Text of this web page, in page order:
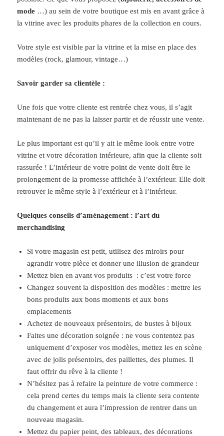
mode …) au sein de votre boutique est mis en avant grâce à
la vitrine avec les produits phares de la collection en cours.
Votre style est visible par la vitrine et la mise en place des
modèles (rock, glamour, vintage…)
Savoir garder sa clientèle :
Une fois que votre cliente est rentrée chez vous, il s’agit
maintenant de ne pas la laisser partir et de réussir une vente.
Le plus important est qu’il y ait le même look entre votre
vitrine et votre décoration intérieure, afin que la cliente soit
rassurée ! L’intérieur de votre point de vente doit être le
prolongement de la promesse affichée à l’extérieur. Elle doit
retrouver le même style à l’extérieur et à l’intérieur.
Quelques conseils d’aménagement : l’art du
merchandising
Si votre magasin est petit, utilisez des miroirs pour
agrandir votre pièce et donner une illusion de grandeur
Mettez bien en avant vos produits : c’est votre force
Changez souvent la disposition des modèles : mettre les
bons produits aux bons moments et aux bons
emplacements
Achetez de nouveaux présentoirs, de bustes à bijoux
Faites une décoration soignée : ne vous contentez pas
uniquement d’exposer vos modèles, mettez les en scène
avec de jolis présentoirs, des paillettes, des plumes. Il
faut offrir du rêve à la cliente !
N’hésitez pas à refaire la peinture de votre commerce :
cela prend certes du temps mais la cliente sera contente
du changement et aura l’impression de rentrer dans un
nouveau magasin.
Mettez du papier peint, des tableaux, des décorations